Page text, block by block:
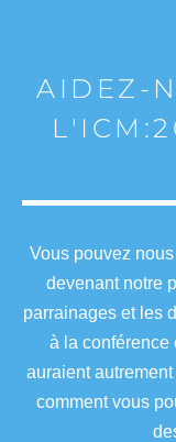
AIDEZ-
Vous pouvez
devenant notre
parrainages et les
à la conférence
auraient
comment vous